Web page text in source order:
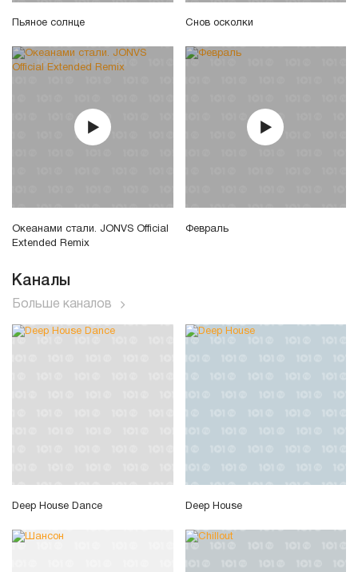
Пьяное солнце Снов осколки
Океанами стали. JONVS Official
Extended Remix
Февраль
Каналы
Больше каналов
Deep House Dance Deep House